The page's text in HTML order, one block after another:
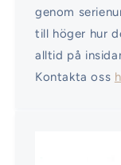
genom
till höger hur
alltid på
Kontakta oss